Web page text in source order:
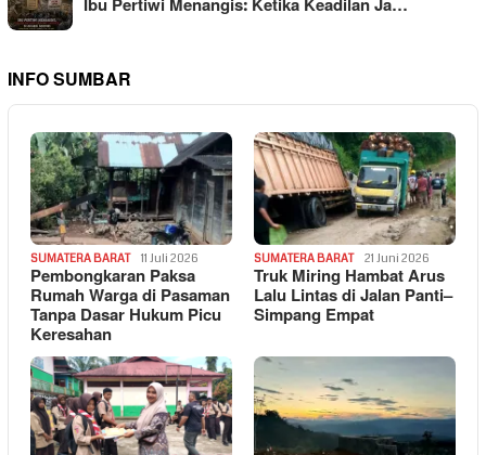
INFO SUMBAR
SUMATERA BARAT 11 Juli 2026
Pembongkaran Paksa
Rumah Warga di Pasaman
Tanpa Dasar Hukum Picu
Keresahan
SUMATERA BARAT 21 Juni 2026
Truk Miring Hambat Arus
Lalu Lintas di Jalan Panti–
Simpang Empat